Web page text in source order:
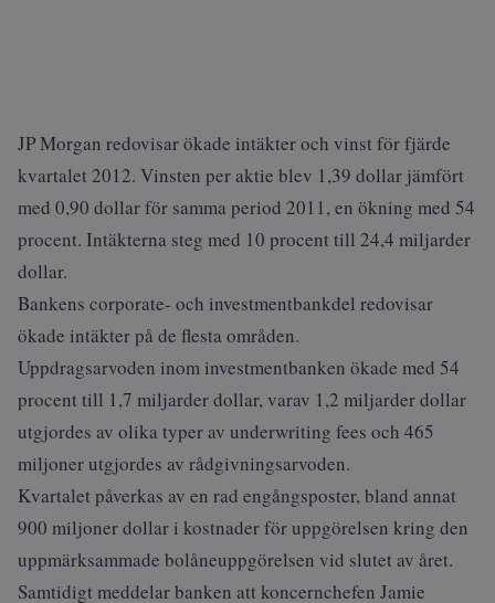
JP Morgan redovisar ökade intäkter och vinst för fjärde
kvartalet 2012. Vinsten per aktie blev 1,39 dollar jämfört
med 0,90 dollar för samma period 2011, en ökning med 54
procent. Intäkterna steg med 10 procent till 24,4 miljarder
dollar.
Bankens corporate- och investmentbankdel redovisar
ökade intäkter på de flesta områden.
Uppdragsarvoden inom investmentbanken ökade med 54
procent till 1,7 miljarder dollar, varav 1,2 miljarder dollar
utgjordes av olika typer av underwriting fees och 465
miljoner utgjordes av rådgivningsarvoden.
Kvartalet påverkas av en rad engångsposter, bland annat
900 miljoner dollar i kostnader för uppgörelsen kring den
uppmärksammade bolåneuppgörelsen vid slutet av året.
Samtidigt meddelar banken att koncernchefen Jamie